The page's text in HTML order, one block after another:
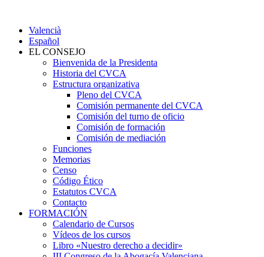
Valencià
Español
EL CONSEJO
Bienvenida de la Presidenta
Historia del CVCA
Estructura organizativa
Pleno del CVCA
Comisión permanente del CVCA
Comisión del turno de oficio
Comisión de formación
Comisión de mediación
Funciones
Memorias
Censo
Código Ético
Estatutos CVCA
Contacto
FORMACIÓN
Calendario de Cursos
Vídeos de los cursos
Libro «Nuestro derecho a decidir»